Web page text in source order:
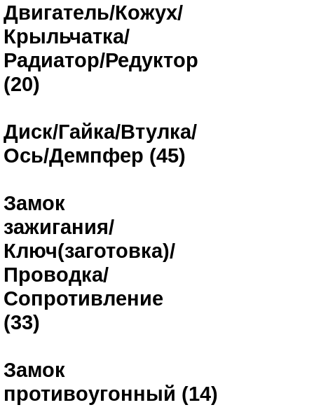
Двигатель/Кожух/
Крыльчатка/
Радиатор/Редуктор
(20)
Диск/Гайка/Втулка/
Ось/Демпфер (45)
Замок
зажигания/
Ключ(заготовка)/
Проводка/
Сопротивление
(33)
Замок
противоугонный (14)